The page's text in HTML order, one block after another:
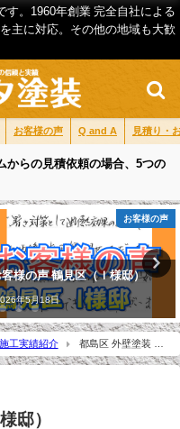
す。1960年創業 完全自社による
主に対応。その他の地域も大歓
お客様の声 Q and A 見積り・
からの見積依頼の場合、5つの
施工実績紹介
壁塗装 施工例 東淀川区（Ｙ様
）
年5月12日
施工実績紹介
都島区 外壁塗装 施
邸）